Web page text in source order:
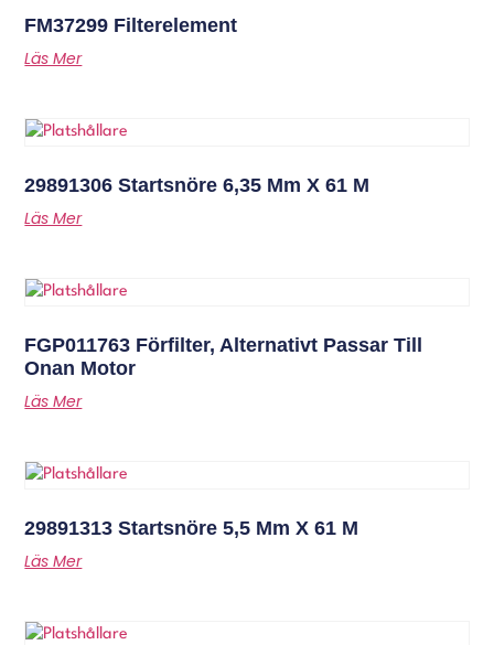
FM37299 Filterelement
Läs Mer
29891306 Startsnöre 6,35 Mm X 61 M
Läs Mer
FGP011763 Förfilter, Alternativt Passar Till
Onan Motor
Läs Mer
29891313 Startsnöre 5,5 Mm X 61 M
Läs Mer